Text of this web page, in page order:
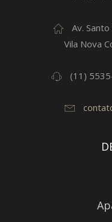
Av.
Vila Nova
(11)